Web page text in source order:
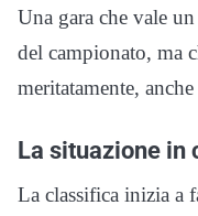
Una gara che vale
del campionato, ma
meritatamente,
La situazione in
La classifica inizia a